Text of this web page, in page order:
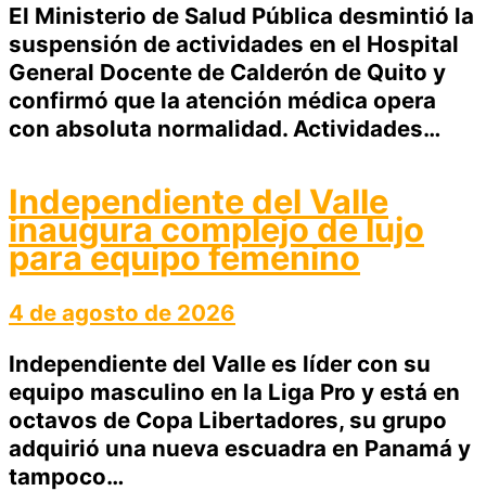
El Ministerio de Salud Pública desmintió la
suspensión de actividades en el Hospital
General Docente de Calderón de Quito y
confirmó que la atención médica opera
con absoluta normalidad. Actividades…
Independiente del Valle
inaugura complejo de lujo
para equipo femenino
4 de agosto de 2026
Independiente del Valle es líder con su
equipo masculino en la Liga Pro y está en
octavos de Copa Libertadores, su grupo
adquirió una nueva escuadra en Panamá y
tampoco…